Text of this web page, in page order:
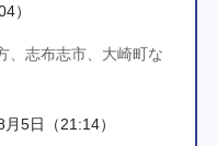
）
、志布志市、大崎町な
月5日（21:14）